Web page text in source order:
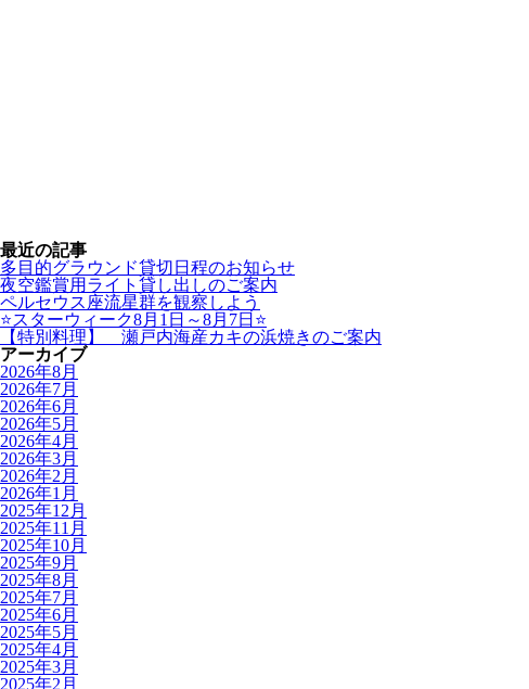
最近の記事
多目的グラウンド貸切日程のお知らせ
夜空鑑賞用ライト貸し出しのご案内
ペルセウス座流星群を観察しよう
⭐スターウィーク8月1日～8月7日⭐
【特別料理】 瀬戸内海産カキの浜焼きのご案内
アーカイブ
2026年8月
2026年7月
2026年6月
2026年5月
2026年4月
2026年3月
2026年2月
2026年1月
2025年12月
2025年11月
2025年10月
2025年9月
2025年8月
2025年7月
2025年6月
2025年5月
2025年4月
2025年3月
2025年2月